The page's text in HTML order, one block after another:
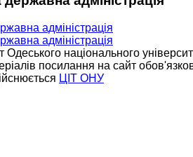
національного
посилання на сайт
ЦІТ ОНУ